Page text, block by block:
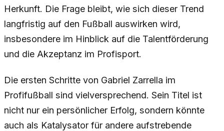
Herkunft. Die Frage bleibt, wie sich dieser Trend
langfristig auf den Fußball auswirken wird,
insbesondere im Hinblick auf die Talentförderung
und die Akzeptanz im Profisport.
Die ersten Schritte von Gabriel Zarrella im
Profifußball sind vielversprechend. Sein Titel ist
nicht nur ein persönlicher Erfolg, sondern könnte
auch als Katalysator für andere aufstrebende